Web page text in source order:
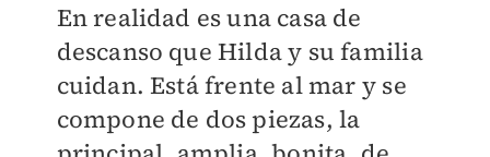
En realidad es una casa de
descanso que Hilda y su familia
cuidan. Está frente al mar y se
compone de dos piezas, la